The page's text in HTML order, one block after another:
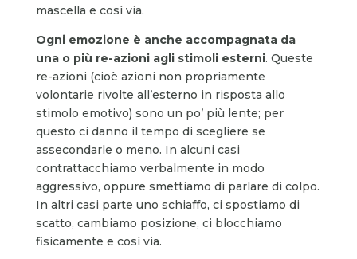
mascella e così via.
Ogni emozione è anche accompagnata da
una o più re-azioni agli stimoli esterni. Queste
re-azioni (cioè azioni non propriamente
volontarie rivolte all’esterno in risposta allo
stimolo emotivo) sono un po’ più lente; per
questo ci danno il tempo di scegliere se
assecondarle o meno. In alcuni casi
contrattacchiamo verbalmente in modo
aggressivo, oppure smettiamo di parlare di colpo.
In altri casi parte uno schiaffo, ci spostiamo di
scatto, cambiamo posizione, ci blocchiamo
fisicamente e così via.